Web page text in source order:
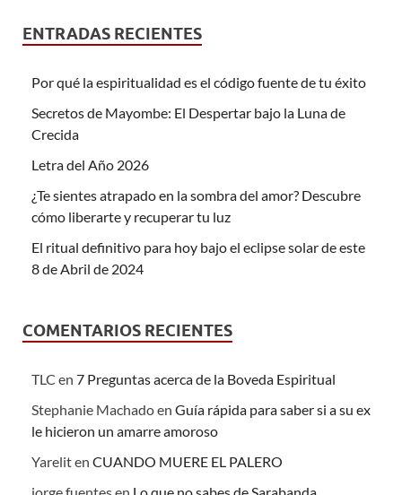
ENTRADAS RECIENTES
Por qué la espiritualidad es el código fuente de tu éxito
Secretos de Mayombe: El Despertar bajo la Luna de
Crecida
Letra del Año 2026
¿Te sientes atrapado en la sombra del amor? Descubre
cómo liberarte y recuperar tu luz
El ritual definitivo para hoy bajo el eclipse solar de este
8 de Abril de 2024
COMENTARIOS RECIENTES
TLC en 7 Preguntas acerca de la Boveda Espiritual
Stephanie Machadoen Guía rápida para saber si a su ex
le hicieron un amarre amoroso
Yareliten CUANDO MUERE EL PALERO
jorge fuentes en Lo que no sabes de Sarabanda